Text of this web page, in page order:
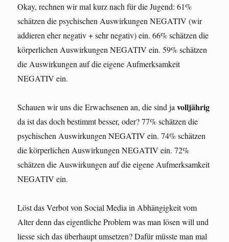
Okay, rechnen wir mal kurz nach für die Jugend: 61%
schätzen die psychischen Auswirkungen NEGATIV (wir
addieren eher negativ + sehr negativ) ein. 66% schätzen die
körperlichen Auswirkungen NEGATIV ein. 59% schätzen
die Auswirkungen auf die eigene Aufmerksamkeit
NEGATIV ein.
Schauen wir uns die Erwachsenen an, die sind javolljährig
da ist das doch bestimmt besser, oder? 77% schätzen die
psychischen Auswirkungen NEGATIV ein. 74% schätzen
die körperlichen Auswirkungen NEGATIV ein. 72%
schätzen die Auswirkungen auf die eigene Aufmerksamkeit
NEGATIV ein.
Löst das Verbot von Social Media in Abhängigkeit vom
Alter denn das eigentliche Problem was man lösen will und
liesse sich das überhaupt umsetzen? Dafür müsste man mal